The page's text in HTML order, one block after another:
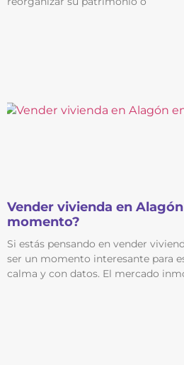
Vender vivienda en
momento?
Si estás pensando en vender
ser un momento interesante para
calma y con datos. El mercado